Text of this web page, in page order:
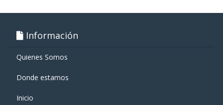
Información
Quienes Somos
Donde estamos
Inicio